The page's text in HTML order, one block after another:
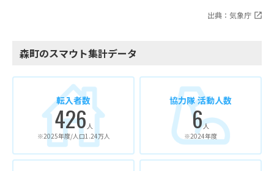
出典：気象庁
森町のスマウト集計データ
転入者数
426 人
※2025年度/人口1.24万人
協力隊 活動人数
6人
※2024年度